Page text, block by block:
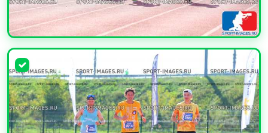
УВЕЛИЧИТЬ